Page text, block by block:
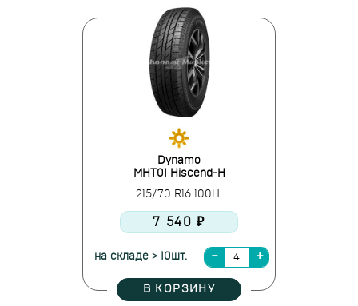
Dynamo
MHT01 Hiscend-H
215/70 R16 100H
7 540 ₽
на складе > 10шт.
В КОРЗИНУ